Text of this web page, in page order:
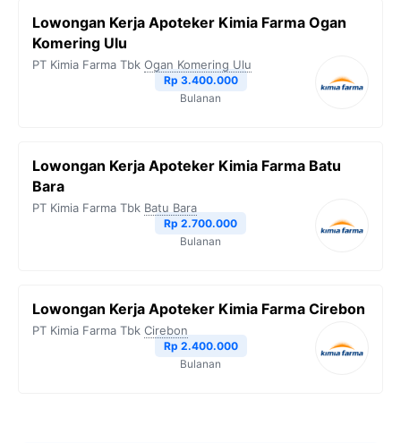
Lowongan Kerja Apoteker Kimia Farma Ogan
Komering Ulu
PT Kimia Farma Tbk Ogan Komering Ulu
Rp 3.400.000
Bulanan
Lowongan Kerja Apoteker Kimia Farma Batu
Bara
PT Kimia Farma Tbk Batu Bara
Rp 2.700.000
Bulanan
Lowongan Kerja Apoteker Kimia Farma Cirebon
PT Kimia Farma Tbk Cirebon
Rp 2.400.000
Bulanan